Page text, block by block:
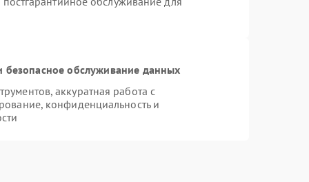
обслуживание данных
аккуратная работа с
конфиденциальность и